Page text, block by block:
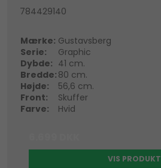
784429140
Mærke: Gustavsberg
Serie:
Graphic
Dybde: 41 cm.
Bredde: 80 cm.
Højde:
56,6 cm.
Front:
Skuffer
Farve:
Hvid
VIS PRODUKT